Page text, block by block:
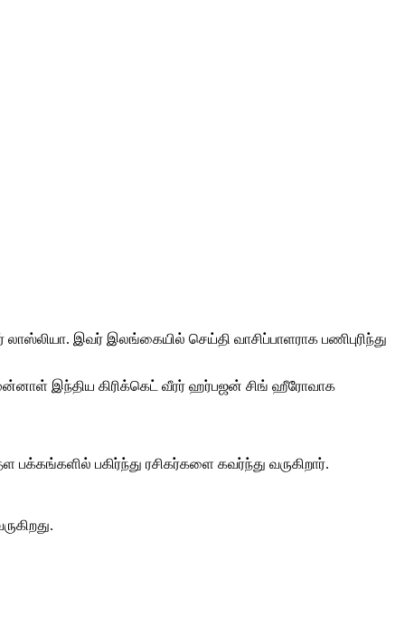
இவர் இலங்கையில் செய்தி வாசிப்பாளராக பணிபுரிந்து
முன்னாள் இந்திய கிரிக்கெட் வீரர் ஹர்பஜன் சிங் ஹீரோவாக
பகிர்ந்து ரசிகர்களை கவர்ந்து வருகிறார்.